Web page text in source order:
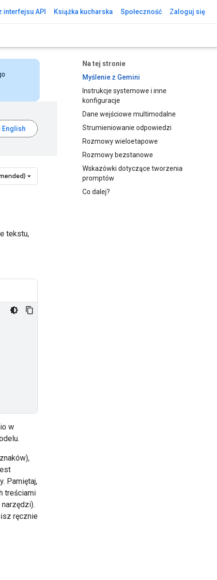
interfejsu API Książka kucharska Społeczność Zaloguj się
Na tej stronie
Myślenie z Gemini
Instrukcje systemowe i inne
konfiguracje
Dane wejściowe multimodalne
Strumieniowanie odpowiedzi
Rozmowy wieloetapowe
Rozmowy bezstanowe
Wskazówki dotyczące tworzenia
promptów
Co dalej?
tekstu,
w
Pamiętaj,
treściami
ręcznie